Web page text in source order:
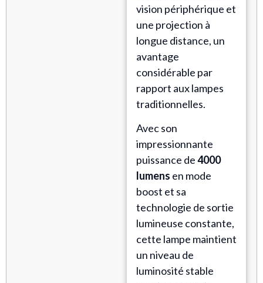
vision périphérique et
une projection à
longue distance, un
avantage
considérable par
rapport aux lampes
traditionnelles.
Avec son
impressionnante
puissance de4000
lumens en mode
boost et sa
technologie de sortie
lumineuse constante,
cette lampe maintient
un niveau de
luminosité stable